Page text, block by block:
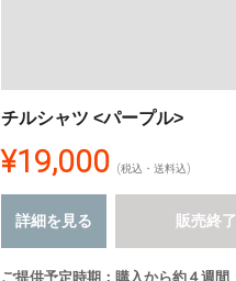
チルシャツ <パープル>
¥19,000 (税込・送料込)
詳細を見る 販売終了
ご提供予定時期：購入から約４週間